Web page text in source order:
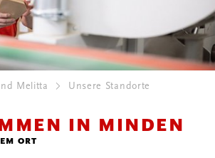
Melitta Unsere Standorte
IN MINDEN
ORT